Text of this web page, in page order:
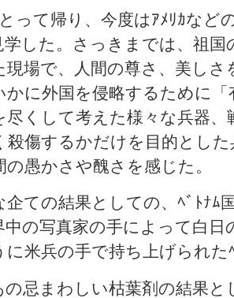
って帰り、今度はｱﾒﾘｶなど
学した。さっきまでは、祖
現場で、人間の尊さ、美しさ
かに外国を侵略するために
尽くして考えた様々な兵器、
殺傷するかだけを目的とし
愚かさや醜さを感じた。
ての結果としての、ﾍﾞﾄﾅﾑ
中の写真家の手によって白
に米兵の手で持ち上げられた
の忌まわしい枯葉剤の結果と